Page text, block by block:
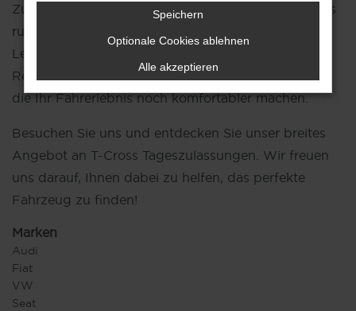
Zusätzlich bieten wir Ihnen eine Vielzahl an Services
rund um VW, wie flexible Finanzierungs- und
Leasingmöglichkeiten, professionelle
Reparaturen
sowie hochwertige Zubehörprodukte,
die Ihr Fahrerlebnis noch komfortabler machen.
Besuchen Sie uns und entdecken Sie unser breites
Angebot an T-Cross Tageszulassungen. Wir freuen
uns darauf, Ihnen dabei zu helfen, das perfekte
Fahrzeug zu finden!
Marken
Audi
Fiat
VW
Seat
Speichern
Optionale Cookies ablehnen
Alle akzeptieren